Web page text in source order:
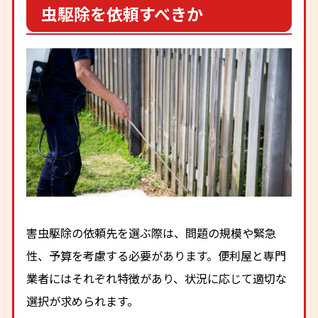
虫駆除を依頼すべきか
害虫駆除の依頼先を選ぶ際は、問題の規模や緊急
性、予算を考慮する必要があります。便利屋と専門
業者にはそれぞれ特徴があり、状況に応じて適切な
選択が求められます。